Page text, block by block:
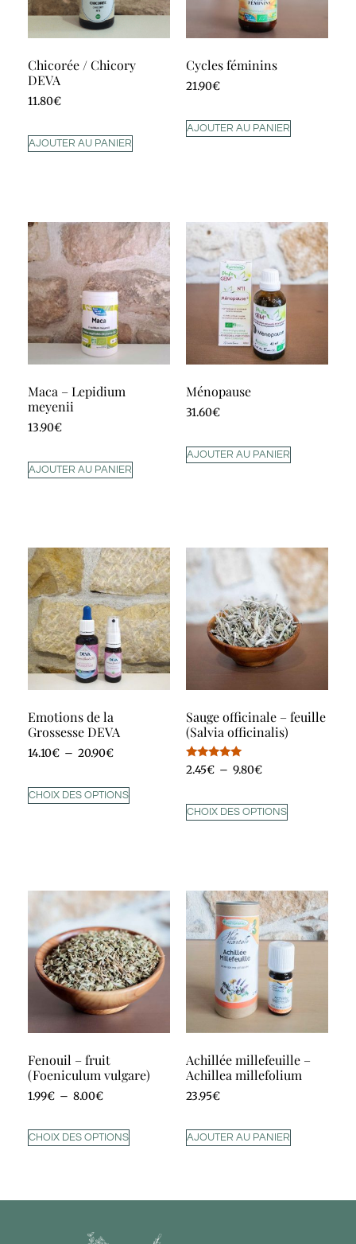
Chicorée / Chicory
DEVA
11.80€
AJOUTER AU PANIER
Cycles féminins
21.90€
AJOUTER AU PANIER
Maca – Lepidium
meyenii
13.90€
AJOUTER AU PANIER
Ménopause
31.60€
AJOUTER AU PANIER
Emotions de la
Grossesse DEVA
14.10€ – 20.90€
CHOIX DES OPTIONS
Sauge officinale – feuille
(Salvia officinalis)
Note
5.00
2.45€ – 9.80€
CHOIX DES OPTIONS
Fenouil – fruit
(Foeniculum vulgare)
1.99€ – 8.00€
CHOIX DES OPTIONS
Achillée millefeuille –
Achillea millefolium
23.95€
AJOUTER AU PANIER